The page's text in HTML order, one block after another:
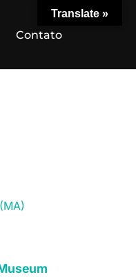
Contato
Translate »